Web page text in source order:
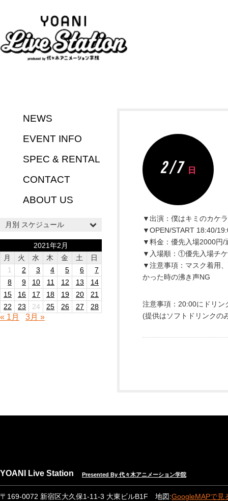
NEWS
EVENT INFO
SPEC & RENTAL
CONTACT
ABOUT US
月別 スケジュール
2021年2月
月
火 水 木 金 土
日
1
2 3 4 5 6
7
8
9 10 11 12 13
14
15
16 17 18 19 20
21
22
23 24 25 26 27 28
« 1月 3月 »
2 / 7 日
▼出演：僕はキミのカケ
▼OPEN/START 18:40/
▼料金：優先入場2000円
▼入場順：①優先入場チ
▼注意事項：マスク着用
かった時の沸き声NG
注意事項：20:00にドリン
(提供はソフトドリンクの
YOANI Live Station Presented By 代々木アニメーション学院
〒169-0072 新宿区大久保1-11-3 大東ビルB1F 地図:GoogleMAPで見